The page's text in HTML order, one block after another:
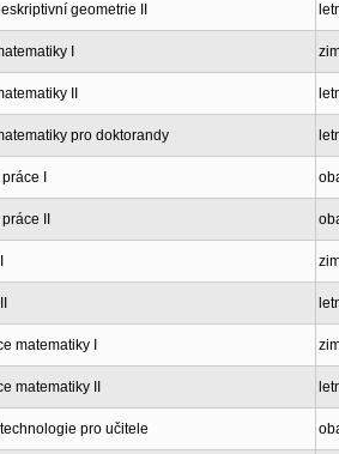
geometrie II
I
II
pro doktorandy
I
II
matematiky I
matematiky II
pro učitele